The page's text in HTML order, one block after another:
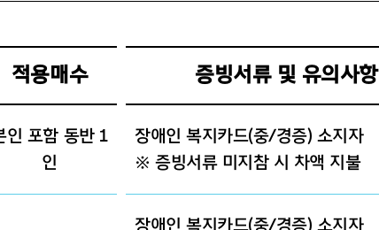
적용매수 증빙서류 및 유의사항
인 포함 동반 1
인
장애인 복지카드(중/경증) 소지자
※ 증빙서류 미지참 시 차액 지불
장애인 복지카드(중/경증) 소지자